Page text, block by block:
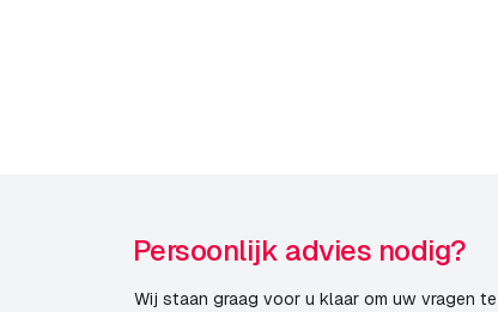
Videocompressie
Persoonlijk advies nodig?
Wij staan graag voor u klaar om uw vragen